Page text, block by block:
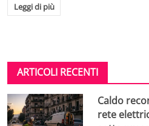
Leggi di più
ARTICOLI RECENTI
Caldo
rete